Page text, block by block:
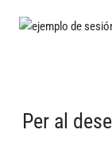
Per al